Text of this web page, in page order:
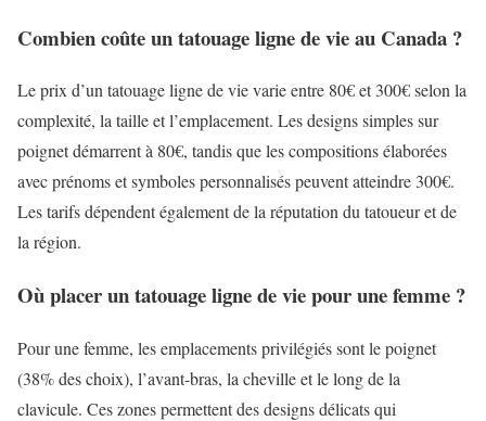
Combien coûte un tatouage ligne de vie au Canada ?
Le prix d’un tatouage ligne de vie varie entre 80€ et 300€ selon la
complexité, la taille et l’emplacement. Les designs simples sur
poignet démarrent à 80€, tandis que les compositions élaborées
avec prénoms et symboles personnalisés peuvent atteindre 300€.
Les tarifs dépendent également de la réputation du tatoueur et de
la région.
Où placer un tatouage ligne de vie pour une femme ?
Pour une femme, les emplacements privilégiés sont le poignet
(38% des choix), l’avant-bras, la cheville et le long de la
clavicule. Ces zones permettent des designs délicats qui